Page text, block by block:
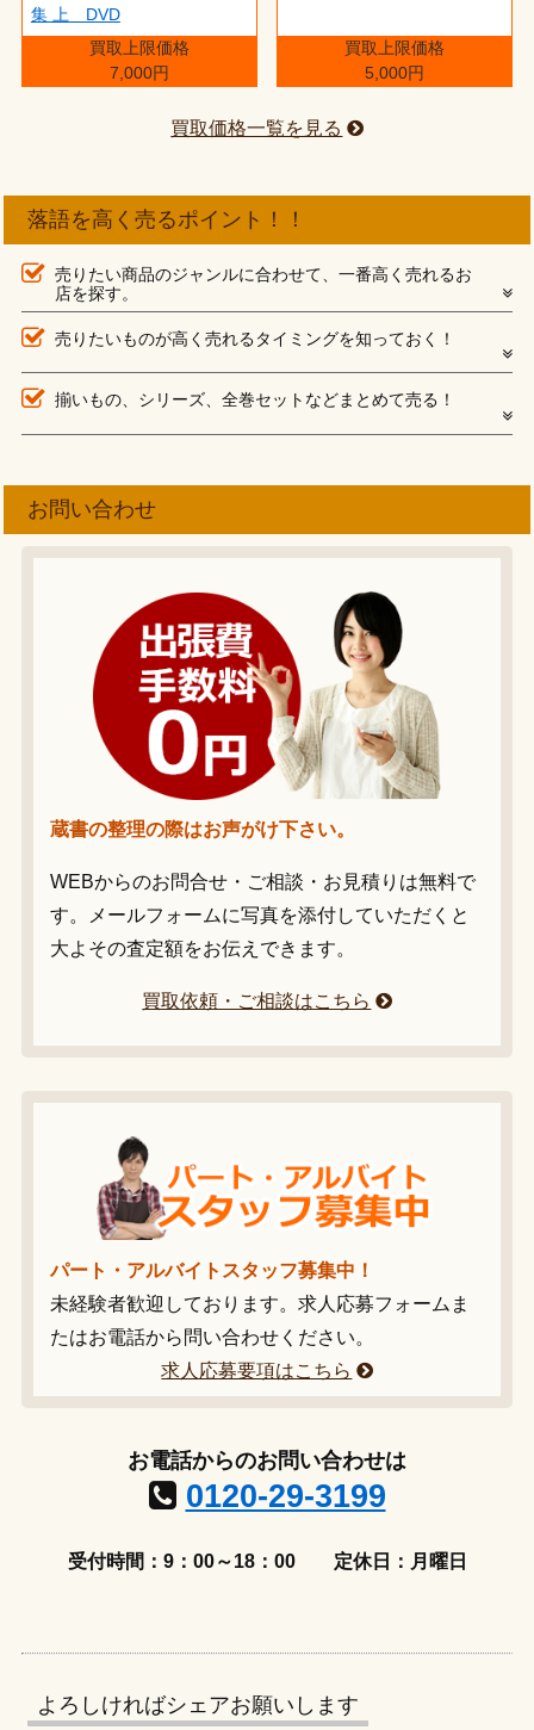
集 上 DVD
買取上限価格
7,000円
買取上限価格
5,000円
買取価格一覧を見る
落語を高く売るポイント！！
売りたい商品のジャンルに合わせて、一番高く売れるお
店を探す。
売りたいものが高く売れるタイミングを知っておく！
揃いもの、シリーズ、全巻セットなどまとめて売る！
お問い合わせ
蔵書の整理の際はお声がけ下さい。
WEBからのお問合せ・ご相談・お見積りは無料で
す。メールフォームに写真を添付していただくと
大よその査定額をお伝えできます。
買取依頼・ご相談はこちら
パート・アルバイトスタッフ募集中！
未経験者歓迎しております。求人応募フォームま
たはお電話から問い合わせください。
求人応募要項はこちら
お電話からのお問い合わせは
0120-29-3199
受付時間：9：00～18：00 定休日：月曜日
よろしければシェアお願いします